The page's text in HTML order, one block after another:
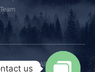
Co., Ltd.All Rights
us